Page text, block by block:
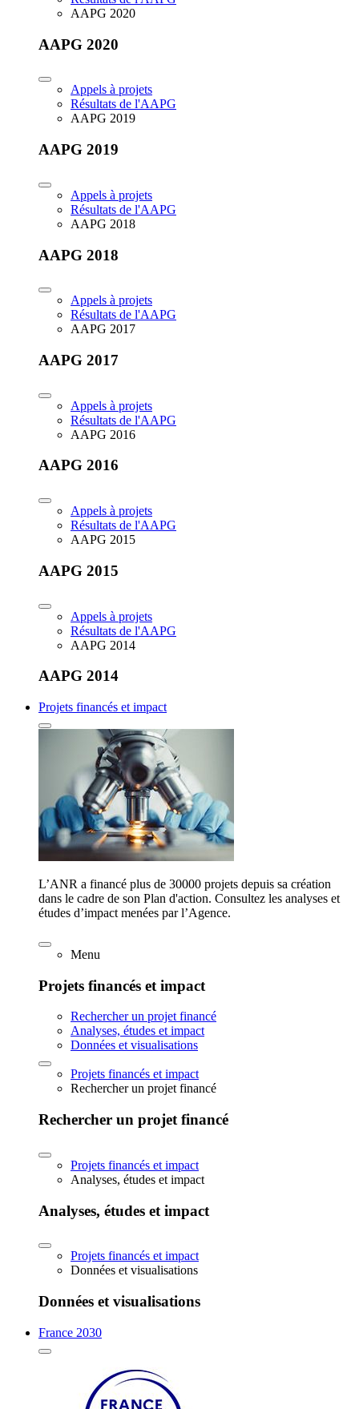
AAPG 2020
AAPG 2020
Appels à projets
Résultats de l'AAPG
AAPG 2019
AAPG 2019
Appels à projets
Résultats de l'AAPG
AAPG 2018
AAPG 2018
Appels à projets
Résultats de l'AAPG
AAPG 2017
AAPG 2017
Appels à projets
Résultats de l'AAPG
AAPG 2016
AAPG 2016
Appels à projets
Résultats de l'AAPG
AAPG 2015
AAPG 2015
Appels à projets
Résultats de l'AAPG
AAPG 2014
AAPG 2014
Projets financés et impact
L’ANR a financé plus de 30000 projets depuis sa création
dans le cadre de son Plan d'action. Consultez les analyses et
études d’impact menées par l’Agence.
Menu
Projets financés et impact
Rechercher un projet financé
Analyses, études et impact
Données et visualisations
Projets financés et impact
Rechercher un projet financé
Rechercher un projet financé
Projets financés et impact
Analyses, études et impact
Analyses, études et impact
Projets financés et impact
Données et visualisations
Données et visualisations
France 2030